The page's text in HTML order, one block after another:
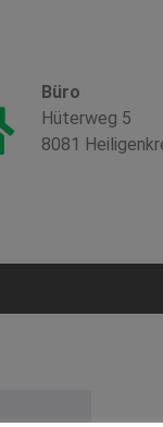
Büro
Hüterweg 5
8081